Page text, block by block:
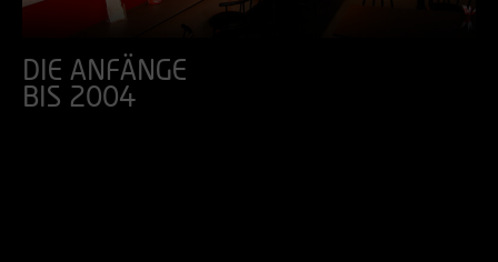
DIE ANFÄNGE
BIS 2004